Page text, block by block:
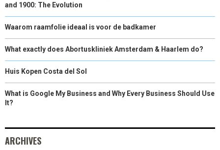
and 1900: The Evolution
Waarom raamfolie ideaal is voor de badkamer
What exactly does Abortuskliniek Amsterdam & Haarlem do?
Huis Kopen Costa del Sol
What is Google My Business and Why Every Business Should Use
It?
ARCHIVES